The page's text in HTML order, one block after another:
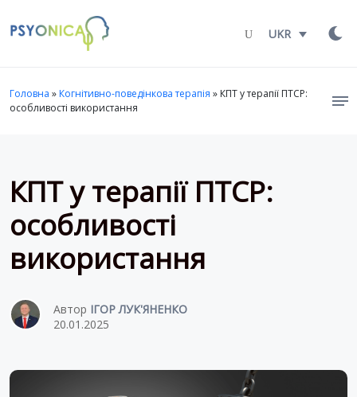
UKR
Головна » Когнітивно-поведінкова терапія » КПТ у терапії ПТСР:
особливості використання
КПТ у терапії ПТСР:
особливості
використання
Автор ІГОР ЛУК'ЯНЕНКО
20.01.2025